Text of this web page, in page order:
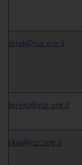
liorak@nzc.org.il
doronz@nzc.org.il
iskas@nzc.org.il